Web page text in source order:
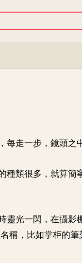
每走一步，鏡頭之
種類很多，就算
靈光一閃，在攝
稱，比如掌柜的